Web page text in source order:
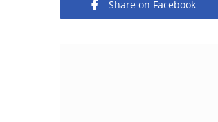
Share on Facebook